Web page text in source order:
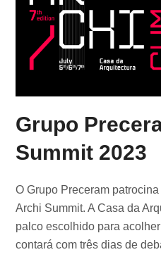
Grupo
Summit 2023
O Grupo Preceram
Archi Summit. A Casa da
palco escolhido para
contará com três dias de